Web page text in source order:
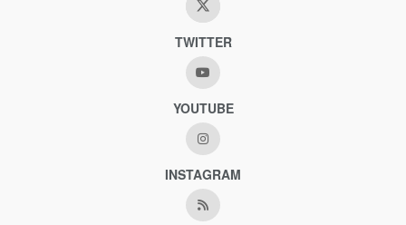
TWITTER
YOUTUBE
INSTAGRAM